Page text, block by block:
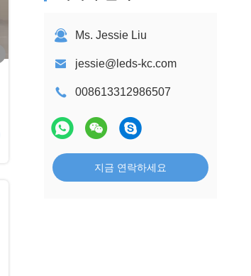
Ms. Jessie Liu
jessie@leds-kc.com
008613312986507
지금 연락하세요